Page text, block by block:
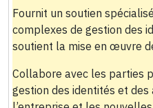
Fournit un soutien
complexes de gestion des
soutient la mise en œuvre
Collabore avec les parties
gestion des identités et